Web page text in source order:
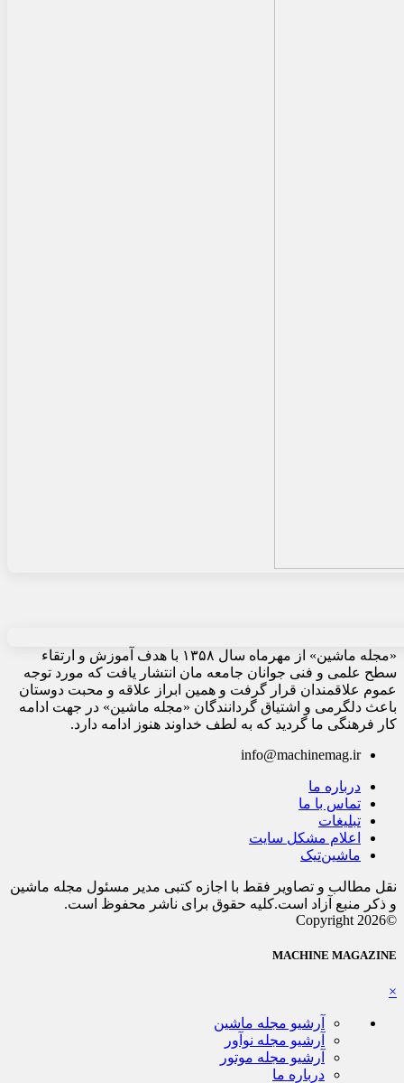
«مجله ماشین» از مهرماه سال ۱۳۵۸ با هدف آموزش و ارتقاء
سطح علمی و فنی جوانان جامعه مان انتشار یافت که مورد توجه
عموم علاقمندان قرار گرفت و همین ابراز علاقه و محبت دوستان
باعث دلگرمی و اشتیاق گردانندگان «مجله ماشین» در جهت ادامه
کار فرهنگی ما گردید که به لطف خداوند هنوز ادامه دارد.
info@machinemag.ir
درباره ما
تماس با ما
تبلیغات
اعلام مشکل سایت
ماشین‌تیک
نقل مطالب و تصاویر فقط با اجازه کتبی مدیر مسئول مجله ماشین
و ذکر منبع آزاد است.کلیه حقوق برای ناشر محفوظ است.
©Copyright 2026
MACHINE MAGAZINE
×
آرشیو مجله ماشین
آرشیو مجله نوآور
آرشیو مجله موتور
درباره ما